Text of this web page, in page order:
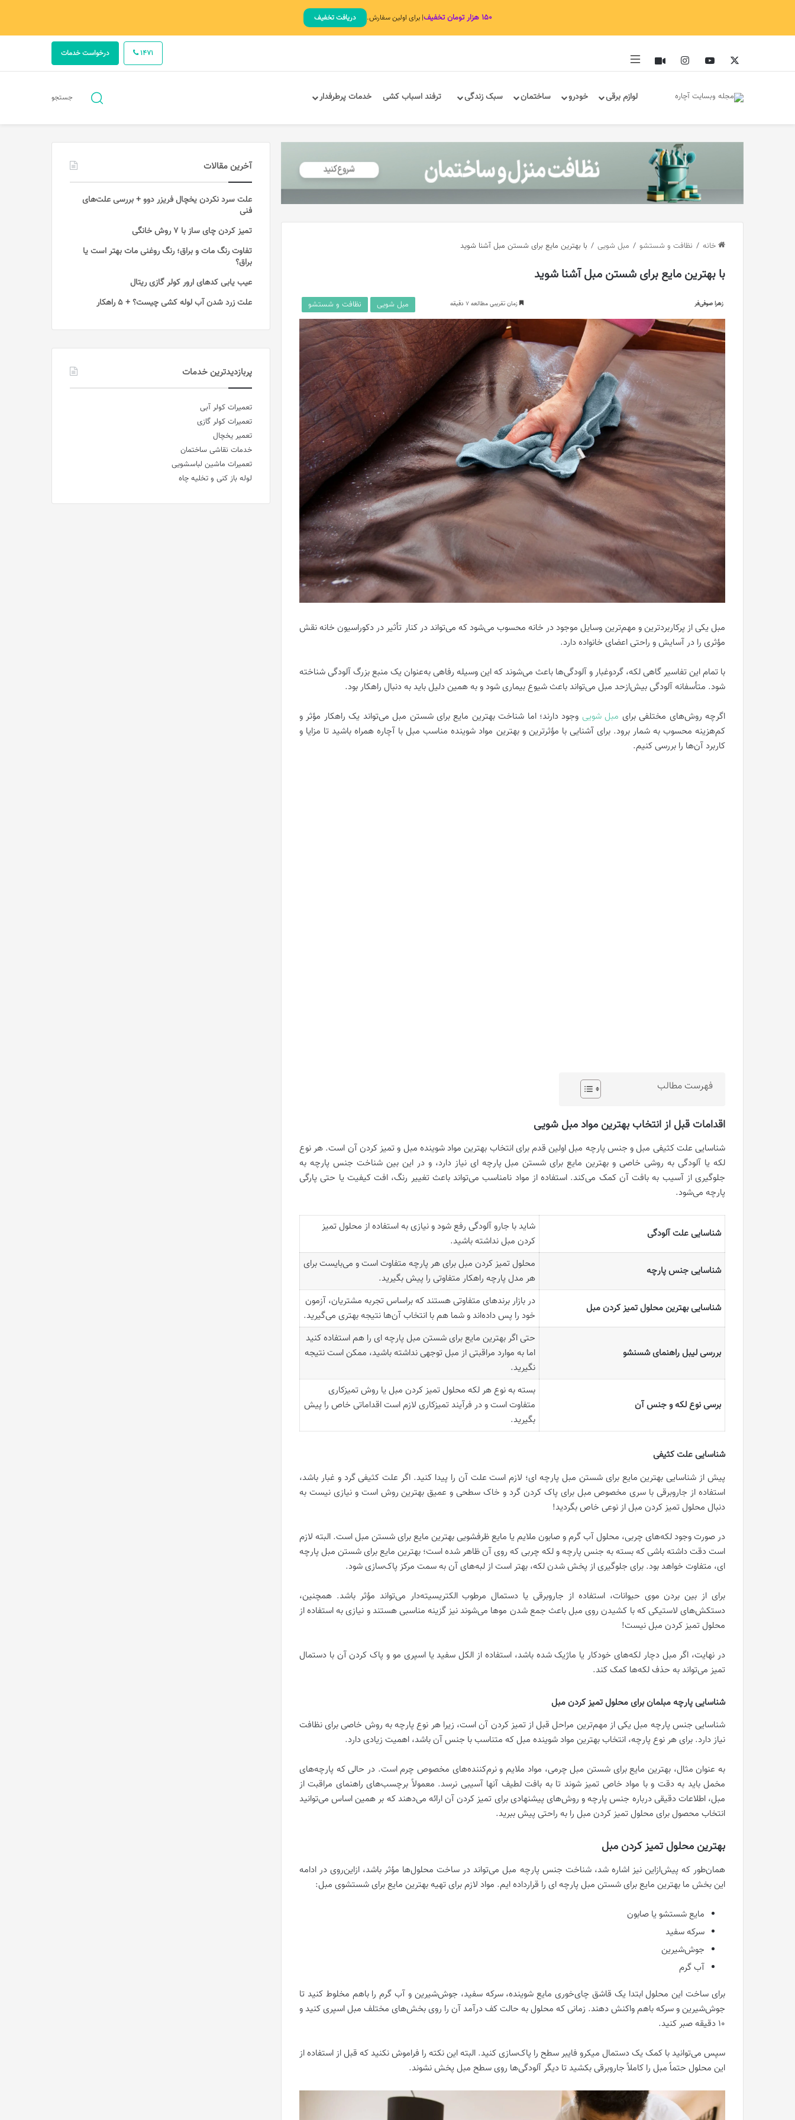
۱۵۰ هزار تومان تخفیف | برای اولین سفارش. دریافت تخفیف
ایکس یوتیوب اینستاگرام آپارات درخواست خدمات 1471
لوازم برقی خودرو ساختمان سبک زندگی ترفند اسباب کشی خدمات پرطرفدار جستجوجستجو
خانه / نظافت و شستشو / مبل‌ شویی / با بهترین مایع برای شستن مبل آشنا شوید
با بهترین مایع برای شستن مبل آشنا شوید
زهرا صوفی‌فر زمان تقریبی مطالعه 7 دقیقه مبل‌ شویی نظافت و شستشو
مبل یکی از پرکاربردترین و مهم‌ترین وسایل موجود در خانه محسوب می‌شود که می‌تواند در کنار تأثیر در دکوراسیون خانه نقش
مؤثری را در آسایش و راحتی اعضای خانواده دارد.
با تمام این تفاسیر گاهی لکه، گردوغبار و آلودگی‌ها باعث می‌شوند که این وسیله رفاهی به‌عنوان یک منبع بزرگ آلودگی شناخته
شود. متأسفانه آلودگی بیش‌ازحد مبل می‌تواند باعث شیوع بیماری شود و به همین دلیل باید به دنبال راهکار بود.
اگرچه روش‌های مختلفی برای مبل شویی وجود دارند؛ اما شناخت بهترین مایع برای شستن مبل می‌تواند یک راهکار مؤثر و
کم‌هزینه محسوب به شمار برود. برای آشنایی با مؤثرترین و بهترین مواد شوینده مناسب مبل با آچاره همراه باشید تا مزایا و
کاربرد آن‌ها را بررسی کنیم.
فهرست مطالب
اقدامات قبل از انتخاب بهترین مواد مبل شویی
شناسایی علت کثیفی مبل و جنس پارچه مبل اولین قدم برای انتخاب بهترین مواد شوینده مبل و تمیز کردن آن است. هر نوع
لکه یا آلودگی به روشی خاصی و بهترین مایع برای شستن مبل پارچه ای نیاز دارد، و در این بین شناخت جنس پارچه به
جلوگیری از آسیب به بافت آن کمک می‌کند. استفاده از مواد نامناسب می‌تواند باعث تغییر رنگ، افت کیفیت یا حتی پارگی
پارچه می‌شود.
شناسایی علت آلودگی
شاید با جارو آلودگی رفع شود و نیازی به استفاده از محلول تمیز
کردن مبل نداشته باشید.
شناسایی جنس پارچه
محلول تمیز کردن مبل برای هر پارچه متفاوت است و می‌بایست برای
هر مدل پارچه راهکار متفاوتی را پیش بگیرید.
شناسایی بهترین محلول تمیز کردن مبل
در بازار برندهای متفاوتی هستند که براساس تجربه مشتریان، آزمون
خود را پس داده‌اند و شما هم با انتخاب آن‌ها نتیجه بهتری می‌گیرید.
بررسی لیبل راهنمای شسنشو
حتی اگر بهترین مایع برای شستن مبل پارچه ای را هم استفاده کنید
اما به موارد مراقبتی از مبل توجهی نداشته باشید، ممکن است نتیجه
نگیرید.
برسی نوع لکه و جنس آن
بسته به نوع هر لکه محلول تمیز کردن مبل یا روش تمیزکاری
متفاوت است و در فرآیند تمیزکاری لازم است اقداماتی خاص را پیش
بگیرید.
شناسایی علت کثیفی
پیش از شناسایی بهترین مایع برای شستن مبل پارچه ای؛ لازم است علت آن را پیدا کنید. اگر علت کثیفی گرد و غبار باشد،
استفاده از جاروبرقی با سری مخصوص مبل برای پاک کردن گرد و خاک سطحی و عمیق بهترین روش است و نیازی نیست به
دنبال محلول تمیز کردن مبل از نوعی خاص بگردید!
در صورت وجود لکه‌های چربی، محلول آب گرم و صابون ملایم یا مایع ظرفشویی بهترین مایع برای شستن مبل است. البته لازم
است دقت داشته باشی که بسته به جنس پارچه و لکه چربی که روی آن ظاهر شده است؛ بهترین مایع برای شستن مبل پارچه
ای، متفاوت خواهد بود. برای جلوگیری از پخش شدن لکه، بهتر است از لبه‌های آن به سمت مرکز پاک‌سازی شود.
برای از بین بردن موی حیوانات، استفاده از جاروبرقی یا دستمال مرطوب الکتریسیته‌دار می‌تواند مؤثر باشد. همچنین،
دستکش‌های لاستیکی که با کشیدن روی مبل باعث جمع شدن موها می‌شوند نیز گزینه مناسبی هستند و نیازی به استفاده از
محلول تمیز کردن مبل نیست!
در نهایت، اگر مبل دچار لکه‌های خودکار یا ماژیک شده باشد، استفاده از الکل سفید یا اسپری مو و پاک کردن آن با دستمال
تمیز می‌تواند به حذف لکه‌ها کمک کند.
شناسایی پارچه مبلمان برای محلول تمیز کردن مبل
شناسایی جنس پارچه مبل یکی از مهم‌ترین مراحل قبل از تمیز کردن آن است، زیرا هر نوع پارچه به روش خاصی برای نظافت
نیاز دارد. برای هر نوع پارچه، انتخاب بهترین مواد شوینده مبل که متناسب با جنس آن باشد، اهمیت زیادی دارد.
به عنوان مثال، بهترین مایع برای شستن مبل چرمی، مواد ملایم و نرم‌کننده‌های مخصوص چرم است. در حالی که پارچه‌های
مخمل باید به دقت و با مواد خاص تمیز شوند تا به بافت لطیف آنها آسیبی نرسد. معمولاً برچسب‌های راهنمای مراقبت از
مبل، اطلاعات دقیقی درباره جنس پارچه و روش‌های پیشنهادی برای تمیز کردن آن ارائه می‌دهند که بر همین اساس می‌توانید
انتخاب محصول برای محلول تمیز کردن مبل را به راحتی پیش ببرید.
بهترین محلول تمیز کردن مبل
همان‌طور که پیش‌ازاین نیز اشاره شد، شناخت جنس پارچه مبل می‌تواند در ساخت محلول‌ها مؤثر باشد، ازاین‌روی در ادامه
این بخش ما بهترین مایع برای شستن مبل پارچه ای را قرارداده ایم. مواد لازم برای تهیه بهترین مایع برای شستشوی مبل:
مایع شستشو یا صابون
سرکه سفید
جوش‌شیرین
آب گرم
برای ساخت این محلول ابتدا یک قاشق چای‌خوری مایع شوینده، سرکه سفید، جوش‌شیرین و آب گرم را باهم مخلوط‌ کنید تا
جوش‌شیرین و سرکه باهم واکنش دهند. زمانی که محلول به حالت کف درآمد آن را روی بخش‌های مختلف مبل اسپری کنید و
10 دقیقه صبر کنید.
سپس می‌توانید با کمک یک دستمال میکرو فایبر سطح را پاک‌سازی کنید. البته این نکته را فراموش نکنید که قبل از استفاده از
این محلول حتماً مبل را کاملاً جاروبرقی بکشید تا دیگر آلودگی‌ها روی سطح مبل پخش نشوند.
آخرین مقالات
علت سرد نکردن یخچال فریزر دوو + بررسی علت‌های
فنی
تمیز کردن چای ساز با ۷ روش خانگی
تفاوت رنگ مات و براق؛ رنگ روغنی مات بهتر است یا
براق؟
عیب یابی کدهای ارور کولر گازی ریتال
علت زرد شدن آب لوله کشی چیست؟ + 5 راهکار
پربازدیدترین خدمات
تعمیرات کولر آبی
تعمیرات کولر گازی
تعمیر یخچال
خدمات نقاشی ساختمان
تعمیرات ماشین لباسشویی
لوله باز کنی و تخلیه چاه